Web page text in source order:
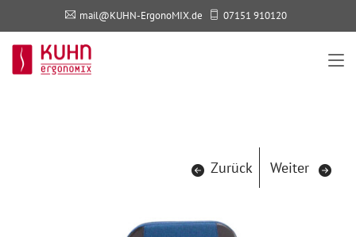
mail@KUHN-ErgonoMIX.de 07151 910120
Zurück Weiter